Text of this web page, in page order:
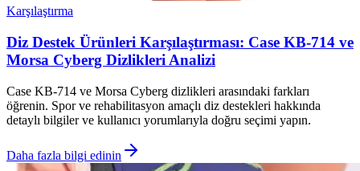
Karşılaştırma
Diz Destek Ürünleri Karşılaştırması: Case KB-714 ve
Morsa Cyberg Dizlikleri Analizi
Case KB-714 ve Morsa Cyberg dizlikleri arasındaki farkları
öğrenin. Spor ve rehabilitasyon amaçlı diz destekleri hakkında
detaylı bilgiler ve kullanıcı yorumlarıyla doğru seçimi yapın.
Daha fazla bilgi edinin